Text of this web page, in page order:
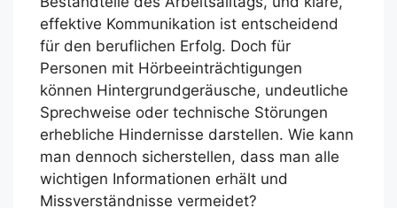
effektive Kommunikation ist entscheidend
für den beruflichen Erfolg. Doch für
Personen mit Hörbeeinträchtigungen
können Hintergrundgeräusche, undeutliche
Sprechweise oder technische Störungen
erhebliche Hindernisse darstellen. Wie kann
man dennoch sicherstellen, dass man alle
wichtigen Informationen erhält und
Missverständnisse vermeidet?